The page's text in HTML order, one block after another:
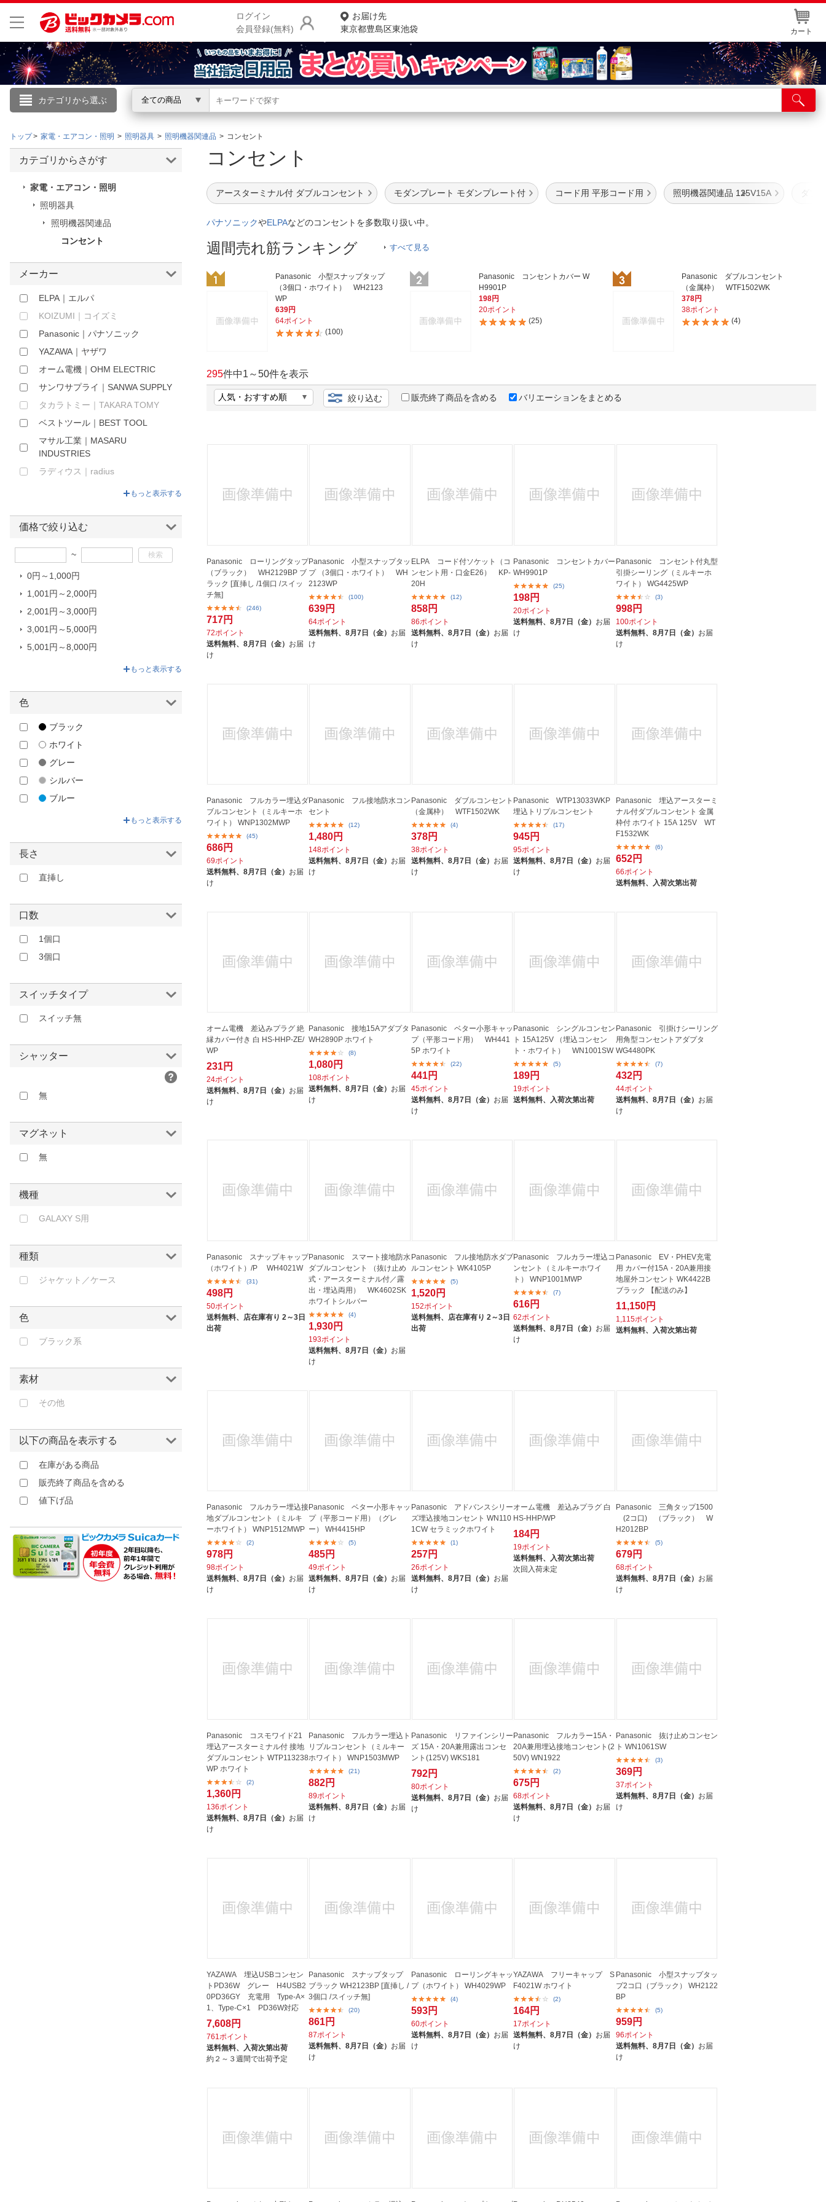
ログイン
会員登録(無料)
お届け先
東京都豊島区東池袋
カート
カテゴリから選ぶ 全ての商品
こんにちは
ログイン
会員メニュー
お買いもの履歴
閲覧履歴
お知らせ
お客様サポート
よくある質問・お問合せ
店舗情報・店舗一覧
法人窓口
トップ 家電・エアコン・照明 照明器具 照明機器関連品 コンセント
コンセント
アースターミナル付 ダブルコンセント モダンプレート モダンプレート付 コード用 平形コード用 照明機器関連品 125V15A
パナソニックやELPAなどのコンセントを多数取り扱い中。
週間売れ筋ランキング すべて見る
Panasonic 小型スナップタップ
（3個口・ホワイト） WH2123
WP
639円
64ポイント
(100)
Panasonic コンセントカバー W
H9901P
198円
20ポイント
(25)
Panasonic ダブルコンセント
（金属枠） WTF1502WK
378円
38ポイント
(4)
295件中1 ～50件を表示
絞り込む 販売終了商品を含める バリエーションをまとめる
Panasonic ローリングタップ
（ブラック） WH2129BP ブ
ラック [直挿し /1個口 /スイッ
チ無]
(246)
717円
72ポイント
送料無料、 8月7日（金） お届
け
Panasonic 小型スナップタッ
プ （3個口・ホワイト） WH
2123WP
(100)
639円
64ポイント
送料無料、8月7日（金） お届
け
ELPA コード付ソケット（コ
ンセント用・口金E26） KP-
20H
(12)
858円
86ポイント
送料無料、 8月7日（金） お届
け
Panasonic コンセントカバー
WH9901P
(25)
198円
20ポイント
送料無料、8月7日（金） お届
け
Panasonic コンセント付丸型
引掛シーリング（ミルキーホ
ワイト） WG4425WP
(3)
998円
100ポイント
送料無料、 8月7日（金） お届
け
Panasonic フルカラー埋込ダ
ブルコンセント（ミルキーホ
ワイト） WNP1302MWP
(45)
686円
69ポイント
送料無料、 8月7日（金） お届
け
Panasonic フル接地防水コン
セント
(12)
1,480円
148ポイント
送料無料、8月7日（金） お届
け
Panasonic ダブルコンセント
（金属枠） WTF1502WK
(4)
378円
38ポイント
送料無料、 8月7日（金） お届
け
Panasonic WTP13033WKP
埋込トリプルコンセント
(17)
945円
95ポイント
送料無料、8月7日（金） お届
け
Panasonic 埋込アースターミ
ナル付ダブルコンセント 金属
枠付 ホワイト 15A 125V WT
F1532WK
(6)
652円
66ポイント
送料無料、
入荷次第出荷
オーム電機 差込みプラグ 絶
縁カバー付き 白 HS-HHP-ZE/
WP
231円
24ポイント
送料無料、 8月7日（金） お届
け
Panasonic 接地15Aアダプタ
WH2890P ホワイト
(8)
1,080円
108ポイント
送料無料、8月7日（金） お届
け
Panasonic ベター小形キャッ
プ（平形コード用） WH441
5P ホワイト
(22)
441円
45ポイント
送料無料、 8月7日（金） お届
け
Panasonic シングルコンセン
ト 15A125V （埋込コンセン
ト・ホワイト） WN1001SW
(5)
189円
19ポイント
送料無料、 入荷次第出荷
Panasonic 引掛けシーリング
用角型コンセントアダプタ
WG4480PK
(7)
432円
44ポイント
送料無料、 8月7日（金） お届
け
Panasonic スナップキャップ
（ホワイト）/P WH4021W
(31)
498円
50ポイント
送料無料、 店在庫有り 2～3日
出荷
Panasonic スマート接地防水
ダブルコンセント （抜け止め
式・アースターミナル付／露
出・埋込両用） WK4602SK
ホワイトシルバー
(4)
1,930円
193ポイント
送料無料、8月7日（金） お届
け
Panasonic フル接地防水ダブ
ルコンセント WK4105P
(5)
1,520円
152ポイント
送料無料、 店在庫有り 2～3日
出荷
Panasonic フルカラー埋込コ
ンセント（ミルキーホワイ
ト） WNP1001MWP
(7)
616円
62ポイント
送料無料、8月7日（金） お届
け
Panasonic EV・PHEV充電
用 カバー付15A・20A兼用接
地屋外コンセント WK4422B
ブラック 【配送のみ】
11,150円
1,115ポイント
送料無料、
入荷次第出荷
Panasonic フルカラー埋込接
地ダブルコンセント（ミルキ
ーホワイト） WNP1512MWP
(2)
978円
98ポイント
送料無料、 8月7日（金） お届
け
Panasonic ベター小形キャッ
プ（平形コード用）（グレ
ー） WH4415HP
(5)
485円
49ポイント
送料無料、8月7日（金） お届
け
Panasonic アドバンスシリー
ズ埋込接地コンセント WN110
1CW セラミックホワイト
(1)
257円
26ポイント
送料無料、 8月7日（金） お届
け
オーム電機 差込みプラグ 白
HS-HHP/WP
184円
19ポイント
送料無料、 入荷次第出荷
次回入荷未定
Panasonic 三角タップ1500
(2コ口) （ブラック） W
H2012BP
(5)
679円
68ポイント
送料無料、 8月7日（金） お届
け
Panasonic コスモワイド21
埋込アースターミナル付 接地
ダブルコンセント WTP113238
WP ホワイト
(2)
1,360円
136ポイント
送料無料、 8月7日（金） お届
け
Panasonic フルカラー埋込ト
リプルコンセント（ミルキー
ホワイト） WNP1503MWP
(21)
882円
89ポイント
送料無料、8月7日（金） お届
け
Panasonic リファインシリー
ズ 15A・20A兼用露出コンセ
ント(125V) WKS181
792円
80ポイント
送料無料、 8月7日（金） お届
け
Panasonic フルカラー15A・
20A兼用埋込接地コンセント(2
50V) WN1922
(2)
675円
68ポイント
送料無料、8月7日（金） お届
け
Panasonic 抜け止めコンセン
ト WN1061SW
(3)
369円
37ポイント
送料無料、 8月7日（金） お届
け
YAZAWA 埋込USBコンセン
トPD36W グレー H4USB2
0PD36GY 充電用 Type-A×
1、Type-C×1 PD36W対応
7,608円
761ポイント
送料無料、 入荷次第出荷
約２～３週間で出荷予定
Panasonic スナップタップ
ブラック WH2123BP [直挿し /
3個口 /スイッチ無]
(20)
861円
87ポイント
送料無料、8月7日（金） お届
け
Panasonic ローリングキャッ
プ（ホワイト） WH4029WP
(4)
593円
60ポイント
送料無料、 8月7日（金） お届
け
YAZAWA フリーキャップ S
F4021W ホワイト
(2)
164円
17ポイント
送料無料、8月7日（金） お届
け
Panasonic 小型スナップタッ
プ2コ口（ブラック） WH2122
BP
(5)
959円
96ポイント
送料無料、 8月7日（金） お届
け
カテゴリからさがす
家電・エアコン・照明
照明器具
照明機器関連品
コンセント
メーカー
ELPA｜エルパ
KOIZUMI｜コイズミ
Panasonic｜パナソニック
YAZAWA｜ヤザワ
オーム電機｜OHM ELECTRIC
サンワサプライ｜SANWA SUPPLY
タカラトミー｜TAKARA TOMY
ベストツール｜BEST TOOL
マサル工業｜MASARU
INDUSTRIES
ラディウス｜radius
旭電機化成｜ASAHI
東芝ライテック｜TOSHIBA
もっと表示する
価格で絞り込む
~
0円～1,000円
1,001円～2,000円
2,001円～3,000円
3,001円～5,000円
5,001円～8,000円
もっと表示する
色
ブラック
ホワイト
グレー
シルバー
ブルー
もっと表示する
長さ
直挿し
口数
1個口
3個口
スイッチタイプ
スイッチ無
シャッター
無
マグネット
無
機種
GALAXY S用
種類
ジャケット／ケース
色
ブラック系
素材
その他
以下の商品を表示する
在庫がある商品
販売終了商品を含める
値下げ品